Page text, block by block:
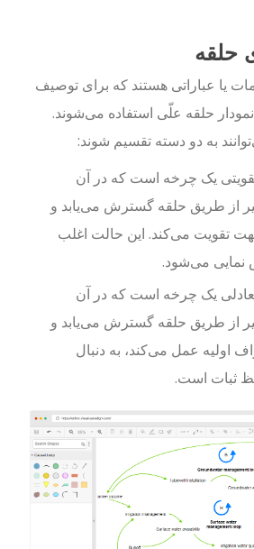
یا عباراتی هستند که برای توصیف
حلقه علّی استفاده می‌شوند.
به دو دسته تقسیم شوند:
یک چرخه است که در آن
از طریق حلقه گسترش می‌یابد و
تقویت می‌کند. این حالت اغلب
می‌شود.
یک چرخه است که در آن
از طریق حلقه گسترش می‌یابد و
عمل می‌کند، به دنبال
ثبات است.